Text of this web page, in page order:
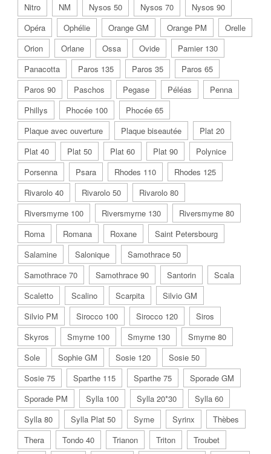
Nitro
NM Nysos 50 Nysos 70
Nysos 90
Opéra
Ophélie Orange GM Orange PM
Orelle
Orion
Orlane Ossa Ovide
Pamier 130
Panacotta
Paros 135 Paros 35
Paros 65
Paros 90
Paschos Pegase Péléas
Penna
Phillys
Phocée 100
Phocée 65
Plaque avec ouverture
Plaque biseautée
Plat 20
Plat 40
Plat 50 Plat 60 Plat 90
Polynice
Porsenna
Psara Rhodes 110
Rhodes 125
Rivarolo 40
Rivarolo 50
Rivarolo 80
Riversmyrne 100
Riversmyrne 130
Riversmyrne 80
Roma
Romana Roxane
Saint Petersbourg
Salamine
Salonique
Samothrace 50
Samothrace 70
Samothrace 90 Santorin
Scala
Scaletto
Scalino Scarpita
Silvio GM
Silvio PM
Sirocco 100 Sirocco 120
Siros
Skyros
Smyrne 100 Smyrne 130
Smyrne 80
Sole
Sophie GM Sosie 120
Sosie 50
Sosie 75
Sparthe 115 Sparthe 75
Sporade GM
Sporade PM
Sylla 100 Sylla 20*30
Sylla 60
Sylla 80
Sylla Plat 50 Syme Syrinx
Thèbes
Thera
Tondo 40 Trianon Triton
Troubet